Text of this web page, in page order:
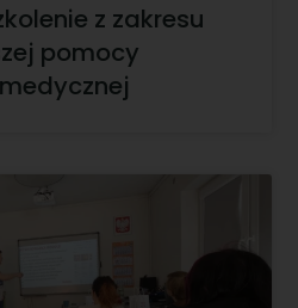
z zakresu
pomocy